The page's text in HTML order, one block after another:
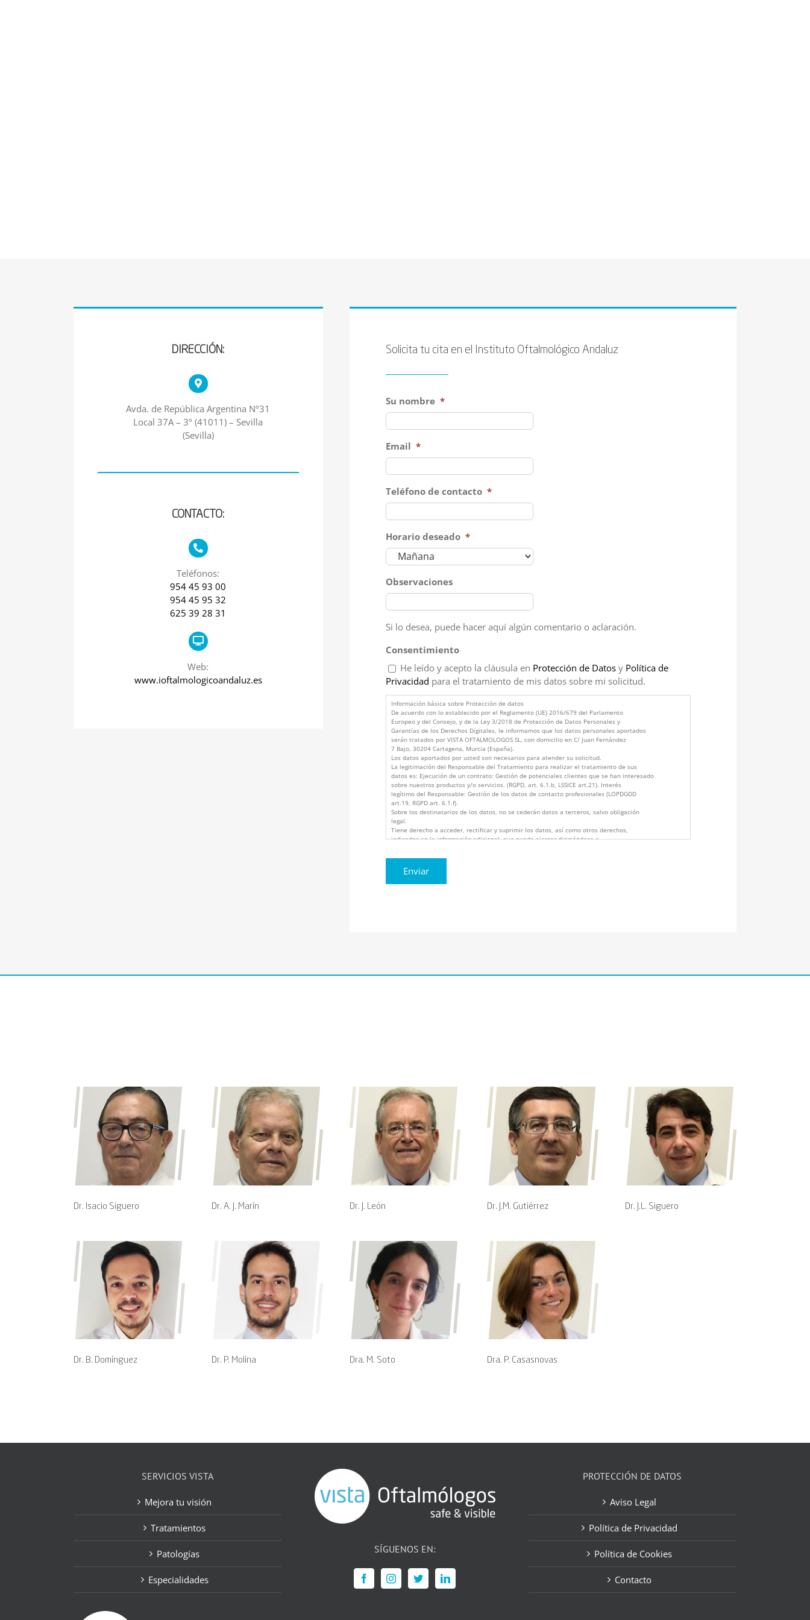
DIRECCIÓN:
Avda. de República Argentina Nº31
Local 37A – 3º (41011) – Sevilla
(Sevilla)
CONTACTO:
Teléfonos:
954 45 93 00
954 45 95 32
625 39 28 31
Web:
www.ioftalmologicoandaluz.es
Solicita tu cita en el Instituto Oftalmológico Andaluz
Su nombre *
Email *
Teléfono de contacto *
Horario deseado *
Observaciones
Si lo desea, puede hacer aquí algún comentario o aclaración.
Consentimiento
He leído y acepto la cláusula en Protección de Datosy Política de
Privacidad para el tratamiento de mis datos sobre mi solicitud.
Información básica sobre Protección de datos
De acuerdo con lo establecido por el Reglamento (UE) 2016/679 del Parlamento
Europeo y del Consejo, y de la Ley 3/2018 de Protección de Datos Personales y
Garantías de los Derechos Digitales, le informamos que los datos personales aportados
serán tratados por VISTA OFTALMOLOGOS SL, con domicilio en C/ Juan Fernández
7 Bajo, 30204 Cartagena, Murcia (España).
Los datos aportados por usted son necesarios para atender su solicitud.
La legitimación del Responsable del Tratamiento para realizar el tratamiento de sus
datos es: Ejecución de un contrato: Gestión de potenciales clientes que se han interesado
sobre nuestros productos y/o servicios. (RGPD, art. 6.1.b, LSSICE art.21). Interés
legítimo del Responsable: Gestión de los datos de contacto profesionales (LOPDGDD
art.19, RGPD art. 6.1.f).
Sobre los destinatarios de los datos, no se cederán datos a terceros, salvo obligación
legal.
Tiene derecho a acceder, rectificar y suprimir los datos, así como otros derechos,
indicados en la información adicional, que puede ejercer dirigiéndose a
Cartagena, Murcia (España).
Los datos proceden del propio interesado.
Puede consultar información adicional y detallada sobre Protección de Datos aquí:
https://www.vistaoftalmologos.es/politica-de-privacidad/
Dr. Isacio Siguero Dr. A. J. Marín Dr. J. León Dr. J.M. Gutiérrez Dr. J.L. Siguero
Dr. B. Domínguez Dr. P. Molina Dra. M. Soto Dra. P. Casasnovas
SERVICIOS VISTA
Mejora tu visión
Tratamientos
Patologías
Especialidades
SÍGUENOS EN:
PROTECCIÓN DE DATOS
Aviso Legal
Política de Privacidad
Política de Cookies
Contacto